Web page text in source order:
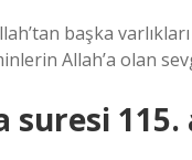
başka
Allah’a olan
suresi